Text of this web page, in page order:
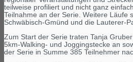
teilweise profiliert und nicht ganz
Teilnahme an der Serie. Weitere Läufe
Schwäbisch-Gmünd und die Lauterer-
Zum Start der Serie traten Tanja
5km-Walking- und Joggingstecke an
der Serie in Summe 385 Teilnehmer